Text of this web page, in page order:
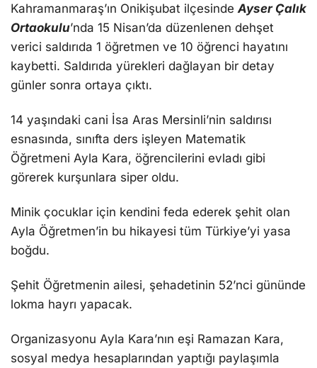
Kahramanmaraş’ın Onikişubat ilçesinde Ayser Çalık
Ortaokulu’nda 15 Nisan’da düzenlenen dehşet
verici saldırıda 1 öğretmen ve 10 öğrenci hayatını
kaybetti. Saldırıda yürekleri dağlayan bir detay
günler sonra ortaya çıktı.
14 yaşındaki cani İsa Aras Mersinli’nin saldırısı
esnasında, sınıfta ders işleyen Matematik
Öğretmeni Ayla Kara, öğrencilerini evladı gibi
görerek kurşunlara siper oldu.
Minik çocuklar için kendini feda ederek şehit olan
Ayla Öğretmen’in bu hikayesi tüm Türkiye’yi yasa
boğdu.
Şehit Öğretmenin ailesi, şehadetinin 52’nci gününde
lokma hayrı yapacak.
Organizasyonu Ayla Kara’nın eşi Ramazan Kara,
sosyal medya hesaplarından yaptığı paylaşımla